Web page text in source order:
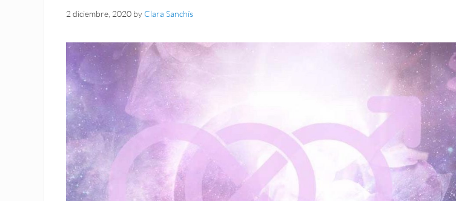
2 diciembre, 2020 by Clara Sanchís